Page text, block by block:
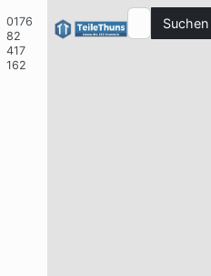
0176
82
417
162
Suchen